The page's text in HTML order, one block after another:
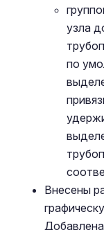
узла
по
Внесены